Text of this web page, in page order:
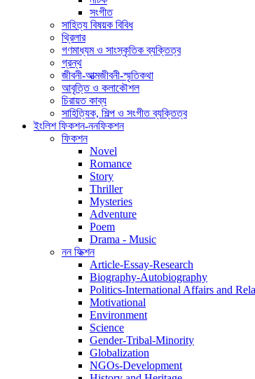
সংগীত
সাহিত্য বিষয়ক বিবিধ
থ্রিলার
গণমাধ্যম ও সাংস্কৃতিক ব্যক্তিত্ব
গ্রন্থ
জীবনী-আত্মজীবনী-স্মৃতিকথা
আবৃত্তি ও কলাকৌশল
চিরায়ত কাব্য
সাহিত্যিক, শিল্প ও সংগীত ব্যক্তিত্ব
ইংলিশ ফিকশন-ননফিকশন
ফিকশন
Novel
Romance
Story
Thriller
Mysteries
Adventure
Poem
Drama - Music
নন ফিক্শন
Article-Essay-Research
Biography-Autobiography
Politics-International Affairs and
Motivational
Environment
Science
Gender-Tribal-Minority
Globalization
NGOs-Development